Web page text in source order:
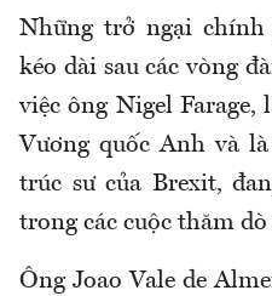
Những trở ngại
kéo dài sau các vòng
việc ông Nigel Farage,
Vương quốc Anh và
trúc sư của Brexit,
trong các cuộc thăm
Ông Joao Vale de